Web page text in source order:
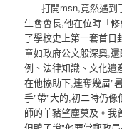
打開msn,竟然遇到
生會會長,他在位時「
了學校史上第一套首日
章如政府公文般深奧,
例、法律知識、文化遺
在他協助下,連奪幾屇"
手"帶"大的,初二時仍像
師的羊豬望塵莫及。我